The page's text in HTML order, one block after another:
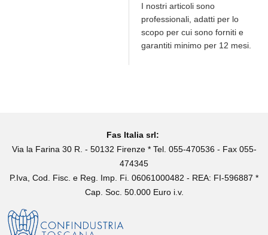
I nostri articoli sono
professionali, adatti per lo
scopo per cui sono forniti e
garantiti minimo per 12 mesi.
Fas Italia srl:
Via la Farina 30 R. - 50132 Firenze * Tel. 055-470536 - Fax 055-
474345
P.Iva, Cod. Fisc. e Reg. Imp. Fi. 06061000482 - REA: FI-596887 *
Cap. Soc. 50.000 Euro i.v.